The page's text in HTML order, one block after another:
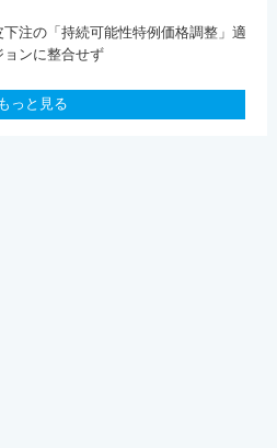
注の「持続可能性特例価格調整」適
ンに整合せず
もっと見る